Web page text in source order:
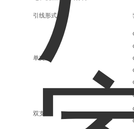
引线形式
单支式
双支式